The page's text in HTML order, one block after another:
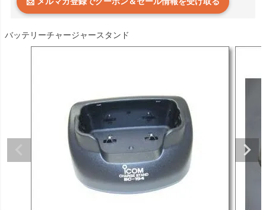
バッテリーチャージャースタンド